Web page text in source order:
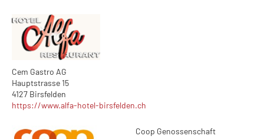
Cem Gastro AG
Hauptstrasse 15
4127 Birsfelden
https://www.alfa-hotel-birsfelden.ch
Coop Genossenschaft